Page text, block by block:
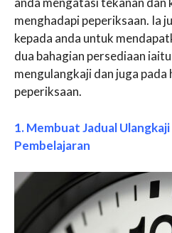
menghadapi peperiksaan. Ia
kepada anda untuk
dua bahagian persediaan
mengulangkaji dan juga pada
peperiksaan.
1. Membuat Jadual
Pembelajaran